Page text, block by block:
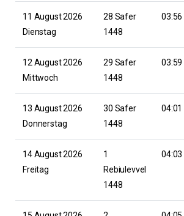
11 August 2026
Dienstag
28 Safer
1448
03:56
12 August 2026
Mittwoch
29 Safer
1448
03:59
13 August 2026
Donnerstag
30 Safer
1448
04:01
14 August 2026
Freitag
1
Rebiulevvel
1448
04:03